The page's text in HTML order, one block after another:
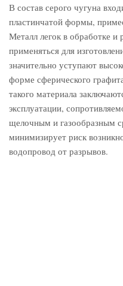
В состав серого чугуна
пластинчатой формы,
Металл легок в обработке
применяться для
значительно уступают
форме сферического
такого материала
эксплуатации,
щелочным и газообразным
минимизирует риск
водопровод от разрывов.